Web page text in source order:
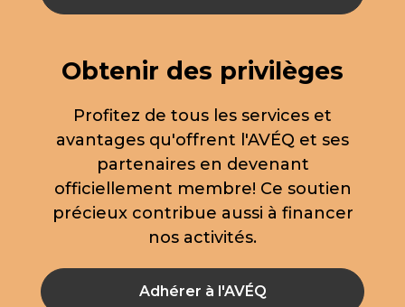
Obtenir des privilèges
Profitez de tous les services et
avantages qu'offrent l'AVÉQ et ses
partenaires en devenant
officiellement membre! Ce soutien
précieux contribue aussi à financer
nos activités.
Adhérer à l'AVÉQ